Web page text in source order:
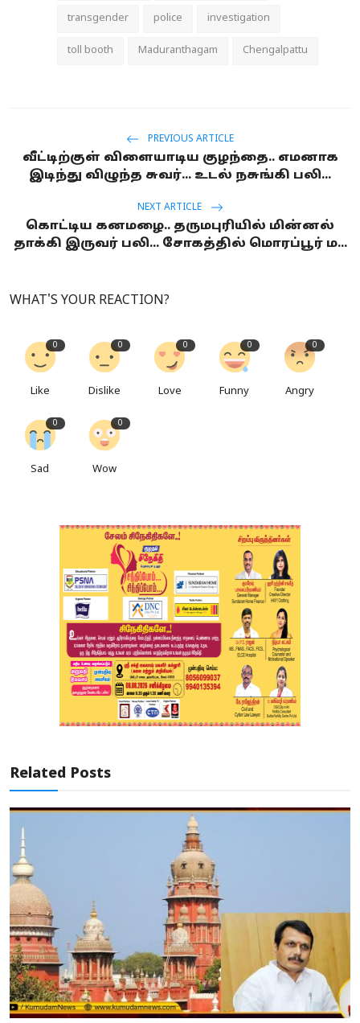
transgender police investigation
toll booth Maduranthagam Chengalpattu
PREVIOUS ARTICLE
வீட்டிற்குள் விளையாடிய குழந்தை.. எமனாக
இடிந்து விழுந்த சுவர்... உடல் நசுங்கி பலி...
NEXT ARTICLE
கொட்டிய கனமழை.. தருமபுரியில் மின்னல்
தாக்கி இருவர் பலி... சோகத்தில் மொரப்பூர் ம...
WHAT'S YOUR REACTION?
0
Like
0
Dislike
0
Love
0
Funny
0
Angry
0
Sad
0
Wow
Related Posts